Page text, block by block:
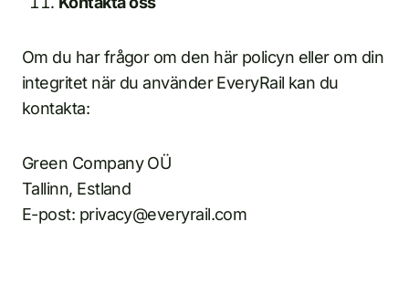
Om du har frågor om den här policyn eller om din
integritet när du använder EveryRail kan du
kontakta:
Green Company OÜ
Tallinn, Estland
E-post: privacy@everyrail.com